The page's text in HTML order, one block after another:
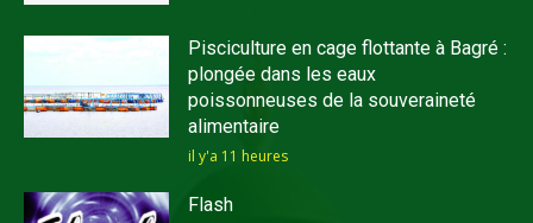
Pisciculture en cage flottante à Bagré :
plongée dans les eaux
poissonneuses de la souveraineté
alimentaire
il y'a 11 heures
Flash